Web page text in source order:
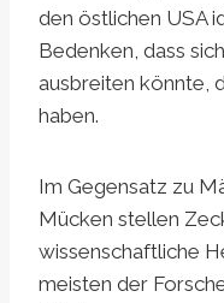
den östlichen USA
Bedenken, dass
ausbreiten könnte,
haben.
Im Gegensatz zu
Mücken stellen
wissenschaftliche
meisten der